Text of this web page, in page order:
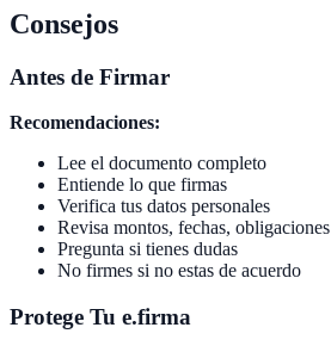
Consejos
Antes de Firmar
Recomendaciones:
Lee el documento completo
Entiende lo que firmas
Verifica tus datos personales
Revisa montos, fechas, obligaciones
Pregunta si tienes dudas
No firmes si no estas de acuerdo
Protege Tu e.firma